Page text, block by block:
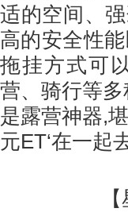
适的空间、
高的安全性
拖挂方式可
营、骑行等
是露营神器,
元ET‘在一起